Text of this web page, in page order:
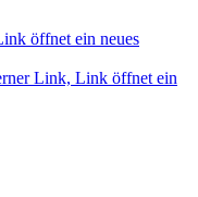
öffnet ein neues
Link, Link öffnet ein